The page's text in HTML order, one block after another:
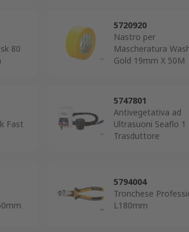
80
5720920
Nastro per
Mascheratura
Gold 19mm X 50M
Fast
5747801
Antivegetativa ad
Ultrasuoni Seaflo 1
Trasduttore
5794004
Tronchese
L180mm